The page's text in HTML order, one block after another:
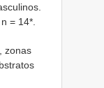
= 14*.
zonas